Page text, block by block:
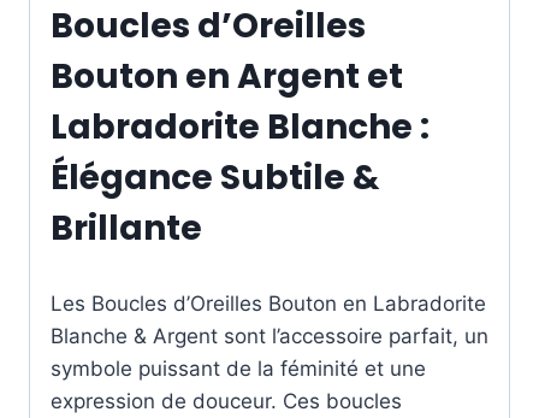
Boucles d’Oreilles
Bouton en Argent et
Labradorite Blanche :
Élégance Subtile &
Brillante
Les Boucles d’Oreilles Bouton en Labradorite
Blanche & Argent sont l’accessoire parfait, un
symbole puissant de la féminité et une
expression de douceur. Ces boucles